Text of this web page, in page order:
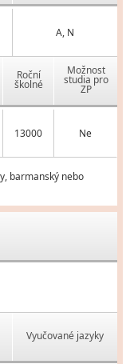
A, N
Roční
školné
Možnost
studia pro
ZP
13000 Ne
barmanský nebo
Vyučované jazyky